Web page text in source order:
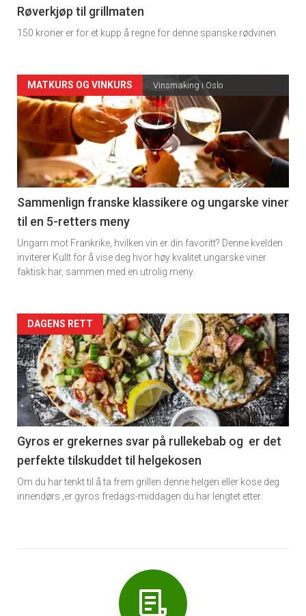
4
Røverkjøp til grillmaten
150 kroner er for et kupp å regne for denne spanske rødvinen.
Forsiden
akkurat
nå
-
5
MATKURS OG VINKURS Vinsmaking i Oslo
Sammenlign franske klassikere og ungarske viner
til en 5-retters meny
Ungarn mot Frankrike, hvilken vin er din favoritt? Denne kvelden
inviterer Kullt for å vise deg hvor høy kvalitet ungarske viner
faktisk har, sammen med en utrolig meny.
Forsiden
akkurat
nå
-
6
DAGENS RETT
Gyros er grekernes svar på rullekebab og er det
perfekte tilskuddet til helgekosen
Om du har tenkt til å ta frem grillen denne helgen eller kose deg
innendørs ,er gyros fredags-middagen du har lengtet etter.